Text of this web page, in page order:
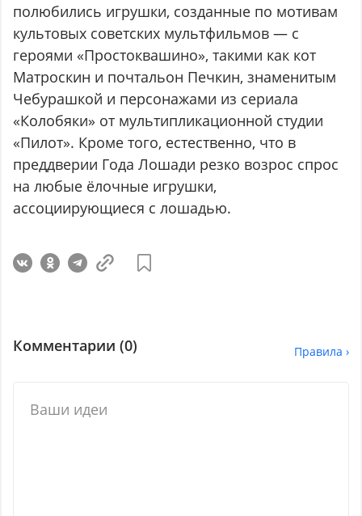
полюбились игрушки, созданные по мотивам
культовых советских мультфильмов — с
героями «Простоквашино», такими как кот
Матроскин и почтальон Печкин, знаменитым
Чебурашкой и персонажами из сериала
«Колобяки» от мультипликационной студии
«Пилот». Кроме того, естественно, что в
преддверии Года Лошади резко возрос спрос
на любые ёлочные игрушки,
ассоциирующиеся с лошадью.
Комментарии (0) Правила ›